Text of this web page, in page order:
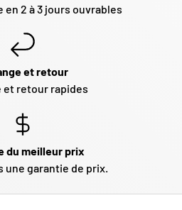
en 2 à 3 jours ouvrables
et retour
et retour rapides
du meilleur prix
une garantie de prix.